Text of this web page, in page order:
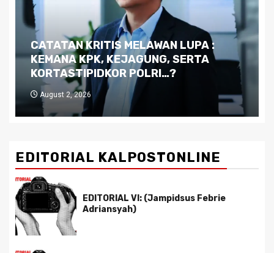
Dilema Kaltim di Tengah Krisis:
Kutukan Sumber Daya Alam dan
Pemimpin yang Tak Kreatif
July 29, 2026
EDITORIAL KALPOSTONLINE
EDITORIAL VI: (Jampidsus Febrie
Adriansyah)